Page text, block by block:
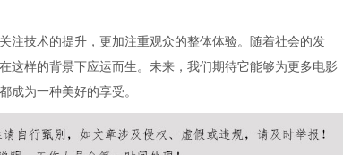
注技术的提升，更加注重观众的整体体验。随着社会的发
这样的背景下应运而生。未来，我们期待它能够为更多电影
成为一种美好的享受。